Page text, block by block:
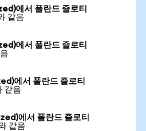
에서 폴란드 즐로티
같음
에서 폴란드 즐로티
에서 폴란드 즐로티
같음
에서 폴란드 즐로티
같음